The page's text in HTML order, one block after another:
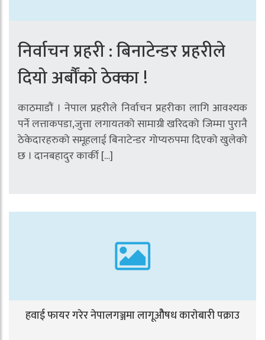
निर्वाचन प्रहरी : बिनाटेन्डर प्रहरीले
दियो अर्बौंको ठेक्का !
काठमाडौं । नेपाल प्रहरीले निर्वाचन प्रहरीका लागि आवश्यक
पर्ने लत्ताकपडा,जुत्ता लगायतको सामाग्री खरिदको जिम्मा पुरानै
ठेकेदारहरुको समूहलाई बिनाटेन्डर गोप्यरुपमा दिएको खुलेको
छ । दानबहादुर कार्की […]
हवाई फायर गरेर नेपालगञ्जमा लागूओैषध काराेबारी पक्राउ